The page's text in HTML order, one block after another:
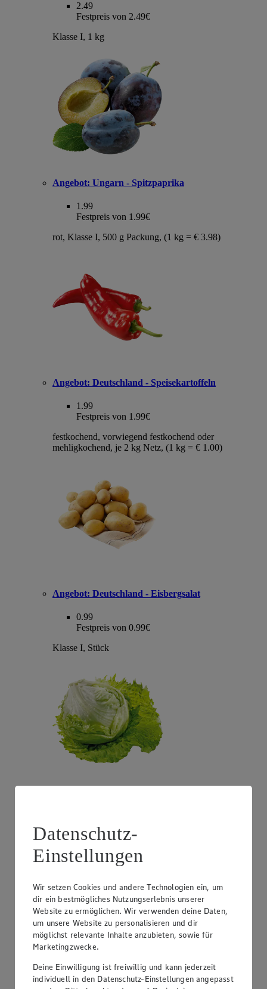
2.49
Festpreis von 2.49€
Klasse I, 1 kg
Angebot: Ungarn - Spitzpaprika
1.99
Festpreis von 1.99€
rot, Klasse I, 500 g Packung, (1 kg = € 3.98)
Angebot: Deutschland - Speisekartoffeln
1.99
Festpreis von 1.99€
festkochend, vorwiegend festkochend oder
mehligkochend, je 2 kg Netz, (1 kg = € 1.00)
Angebot: Deutschland - Eisbergsalat
0.99
Festpreis von 0.99€
Klasse I, Stück
Festpreis von 1.99€
Datenschutz-
Einstellungen
Wir setzen Cookies und andere Technologien ein, um
dir ein bestmögliches Nutzungserlebnis unserer
Website zu ermöglichen. Wir verwenden deine Daten,
um unsere Website zu personalisieren und dir
möglichst relevante Inhalte anzubieten, sowie für
Marketingzwecke.
Deine Einwilligung ist freiwillig und kann jederzeit
individuell in den Datenschutz-Einstellungen angepasst